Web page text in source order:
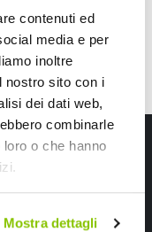
contenuti ed
media e per
inoltre
nostro sito con i
dei dati web,
combinarle
o che hanno
Mostra dettagli
Speedup